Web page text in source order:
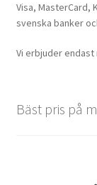
Visa, MasterCard,
svenska banker
Vi erbjuder endast
Bäst pris på